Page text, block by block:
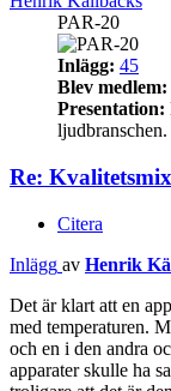
PAR-20
Inlägg: 45
Blev medlem:
Presentation:
ljudbranschen.
Re:
Citera
Inlägg av Henrik
Det är klart att en
med temperaturen.
och en i den andra
apparater skulle ha